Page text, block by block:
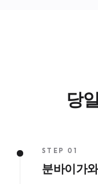
당
STEP 01
분바이가